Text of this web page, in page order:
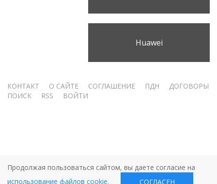
Huawei
Меню
КОНТАКТ О САЙТЕ СОГЛАШЕНИЕ ПДН
ДОГОВОРЫ
ПОИСК
RSS ВОЙТИ
Продолжая пользоваться сайтом, вы даете согласие на
использование файлов cookie. СОГЛАСЕН